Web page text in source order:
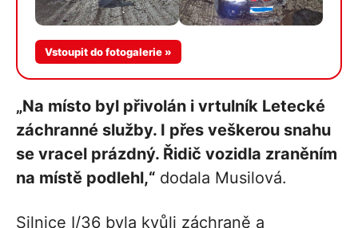
Vstoupit do fotogalerie »
„Na místo byl přivolán i vrtulník Letecké
záchranné služby. I přes veškerou snahu
se vracel prázdný. Řidič vozidla zraněním
na místě podlehl,“ dodala Musilová.
Silnice I/36 byla kvůli záchraně a